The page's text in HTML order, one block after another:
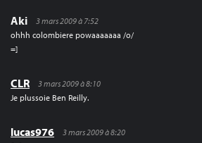
Aki
3 mars 2009 à 7:52
ohhh colombiere powaaaaaaa /o/
=]
CLR
3 mars 2009 à 8:10
Je plussoie Ben Reilly.
lucas976
3 mars 2009 à 8:20